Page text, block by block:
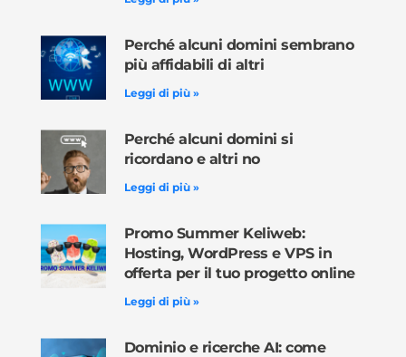
Perché alcuni domini sembrano
più affidabili di altri
Leggi di più »
Perché alcuni domini si
ricordano e altri no
Leggi di più »
Promo Summer Keliweb:
Hosting, WordPress e VPS in
offerta per il tuo progetto online
Leggi di più »
Dominio e ricerche AI: come